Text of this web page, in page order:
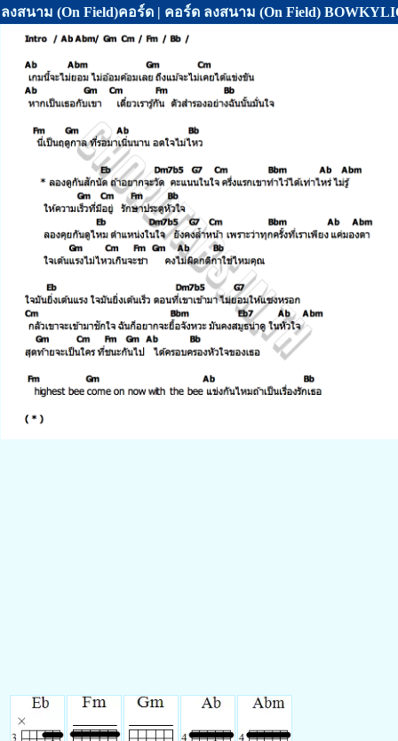
ลงสนาม (On Field)คอร์ด | คอร์ด ลงสนาม (On Field)